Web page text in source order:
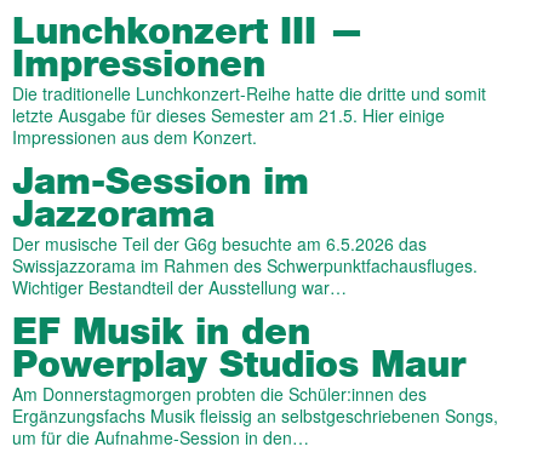
Lunchkonzert III —
Impressionen
Die traditionelle Lunchkonzert-Reihe hatte die dritte und somit
letzte Ausgabe für dieses Semester am 21.5. Hier einige
Impressionen aus dem Konzert.
Jam-Session im
Jazzorama
Der musische Teil der G6g besuchte am 6.5.2026 das
Swissjazzorama im Rahmen des Schwerpunktfachausfluges.
Wichtiger Bestandteil der Ausstellung war…
EF Musik in den
Powerplay Studios Maur
Am Donnerstagmorgen probten die Schüler:innen des
Ergänzungsfachs Musik fleissig an selbstgeschriebenen Songs,
um für die Aufnahme-Session in den…